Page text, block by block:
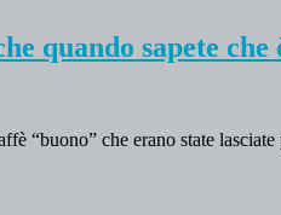
quando sapete che
“buono” che erano state